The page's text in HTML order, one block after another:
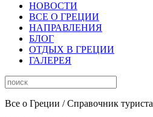
НОВОСТИ
ВСЕ О ГРЕЦИИ
НАПРАВЛЕНИЯ
БЛОГ
ОТДЫХ В ГРЕЦИИ
ГАЛЕРЕЯ
Все о Греции / Справочник туриста